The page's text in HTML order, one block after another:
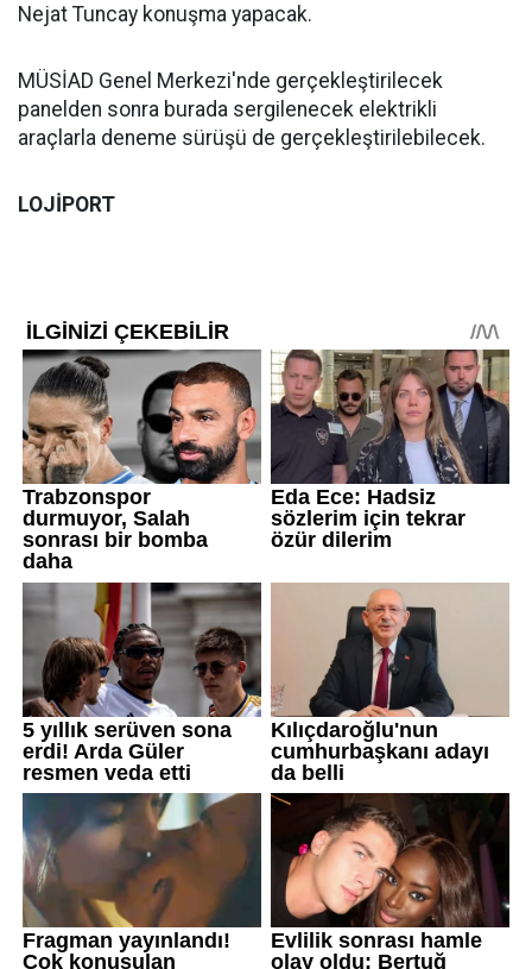
Nejat Tuncay konuşma yapacak.
MÜSİAD Genel Merkezi'nde gerçekleştirilecek
panelden sonra burada sergilenecek elektrikli
araçlarla deneme sürüşü de gerçekleştirilebilecek.
LOJİPORT